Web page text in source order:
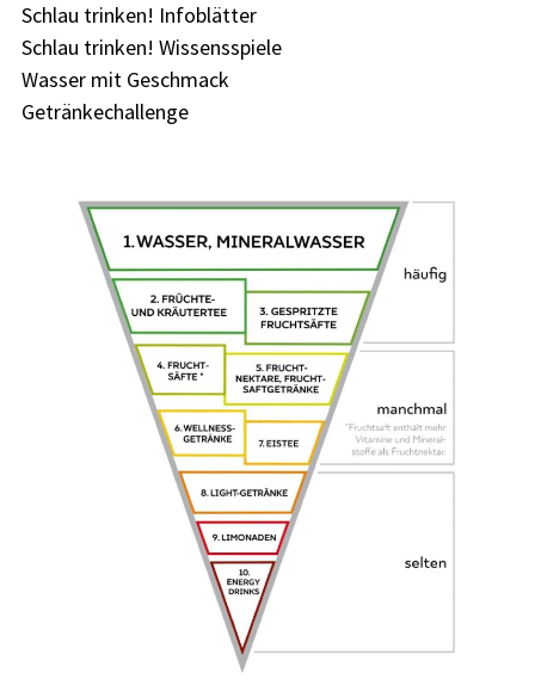
Schlau trinken! Infoblätter
Schlau trinken! Wissensspiele
Wasser mit Geschmack
Getränkechallenge